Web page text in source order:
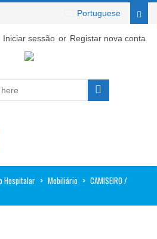
Iniciar sessão or Registar nova conta
Portuguese
Hospitalar > Mobiliário > CAMISEIRO /